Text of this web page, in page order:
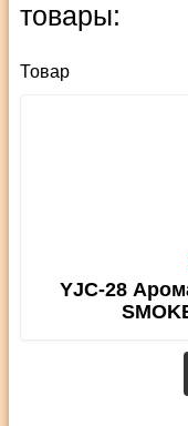
товары:
Товар
YJC-28